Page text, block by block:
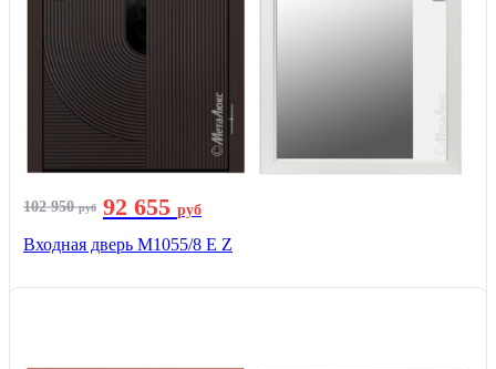
102 950руб 92 655 руб
Входная дверь М1055/8 Е Z